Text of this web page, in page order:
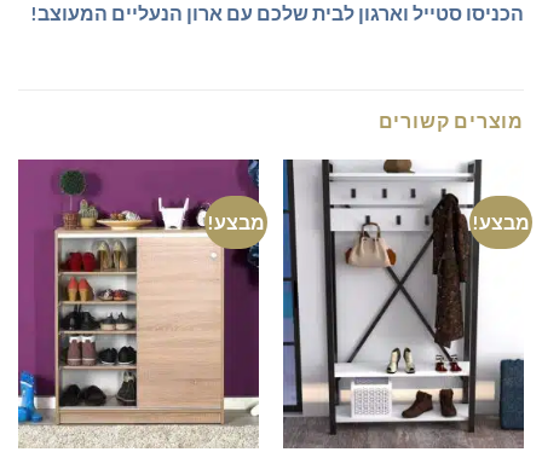
הכניסו סטייל וארגון לבית שלכם עם ארון הנעליים המעוצב!
מוצרים קשורים
מבצע! מבצע!